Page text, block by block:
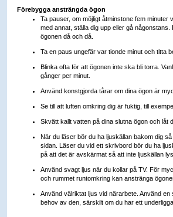
Förebygga ansträngda ögon
Ta pauser, om möjligt åtminstone fem minuter
med annat, ställa dig upp eller gå någonstans.
ögonen då och då.
Ta en paus ungefär var tionde minut och titta
Blinka ofta för att ögonen inte ska bli torra.
gånger per minut.
Använd konstgjorda tårar om dina ögon är
Se till att luften omkring dig är fuktig, till
Skvätt kallt vatten på dina slutna ögon och låt
När du läser bör du ha ljuskällan bakom dig
sidan. Läser du vid ett skrivbord bör du ha
på att det är avskärmat så att inte ljuskällan
Använd svagt ljus när du kollar på TV. För
och rummet runtomkring kan anstränga
Använd välriktat ljus vid närarbete. Använd
behov av den, särskilt om du har ett